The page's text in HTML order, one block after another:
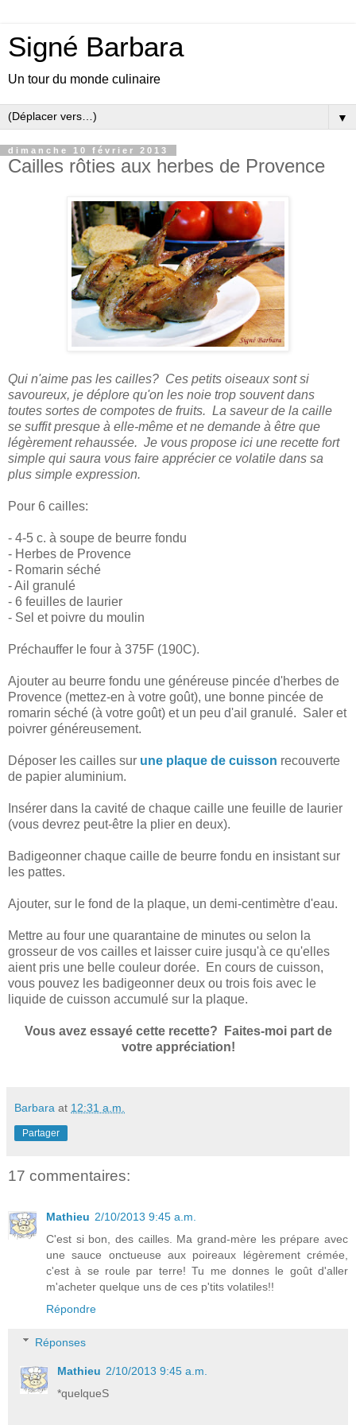
Signé Barbara
Un tour du monde culinaire
▼
dimanche 10 février 2013
Cailles rôties aux herbes de Provence
Qui n'aime pas les cailles? Ces petits oiseaux sont si
savoureux, je déplore qu'on les noie trop souvent dans
toutes sortes de compotes de fruits. La saveur de la caille
se suffit presque à elle-même et ne demande à être que
légèrement rehaussée. Je vous propose ici une recette fort
simple qui saura vous faire apprécier ce volatile dans sa
plus simple expression.
Pour 6 cailles:
- 4-5 c. à soupe de beurre fondu
- Herbes de Provence
- Romarin séché
- Ail granulé
- 6 feuilles de laurier
- Sel et poivre du moulin
Préchauffer le four à 375F (190C).
Ajouter au beurre fondu une généreuse pincée d'herbes de
Provence (mettez-en à votre goût), une bonne pincée de
romarin séché (à votre goût) et un peu d'ail granulé. Saler et
poivrer généreusement.
Déposer les cailles sur une plaque de cuisson recouverte
de papier aluminium.
Insérer dans la cavité de chaque caille une feuille de laurier
(vous devrez peut-être la plier en deux).
Badigeonner chaque caille de beurre fondu en insistant sur
les pattes.
Ajouter, sur le fond de la plaque, un demi-centimètre d'eau.
Mettre au four une quarantaine de minutes ou selon la
grosseur de vos cailles et laisser cuire jusqu'à ce qu'elles
aient pris une belle couleur dorée. En cours de cuisson,
vous pouvez les badigeonner deux ou trois fois avec le
liquide de cuisson accumulé sur la plaque.
Vous avez essayé cette recette? Faites-moi part de
votre appréciation!
Barbara at 12:31 a.m.
Partager
17 commentaires:
Mathieu 2/10/2013 9:45 a.m.
C'est si bon, des cailles. Ma grand-mère les prépare avec
une sauce onctueuse aux poireaux légèrement crémée,
c'est à se roule par terre! Tu me donnes le goût d'aller
m'acheter quelque uns de ces p'tits volatiles!!
Répondre
Réponses
Mathieu 2/10/2013 9:45 a.m.
*quelqueS